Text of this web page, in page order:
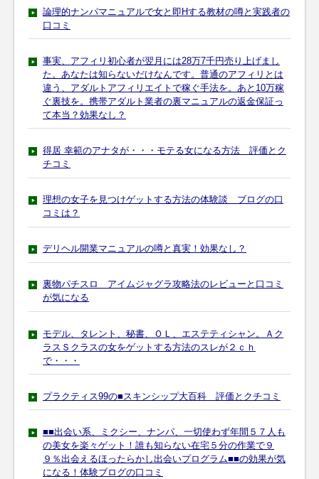
論理的ナンパマニュアルで女と即Hする教材の噂と実践者の
口コミ
事実、アフィリ初心者が翌月には28万7千円売り上げまし
た。あなたは知らないだけなんです。普通のアフィリとは
違う、アダルトアフィリエイトで稼ぐ手法を。あと10万稼
ぐ裏技を。携帯アダルト業者の裏マニュアルの返金保証っ
て本当？効果なし？
得居 幸範のアナタが・・・モテる女になる方法 評価とク
チコミ
理想の女子を見つけゲットする方法の体験談 ブログの口
コミは？
デリヘル開業マニュアルの噂と真実！効果なし？
裏物パチスロ アイムジャグラ攻略法のレビューと口コミ
が気になる
モデル、タレント、秘書、ＯＬ、エステティシャン。Ａク
ラスＳクラスの女をゲットする方法のスレが２ｃｈ
で・・・
プラクティス99の■スキンシップ大百科 評価とクチコミ
■■出会い系、ミクシー、ナンパ、一切使わず年間５７人も
の美女を楽々ゲット！誰も知らない在宅５分の作業で９
９％出会えるほったらかし出会いプログラム■■の効果が気
になる！体験ブログの口コミ